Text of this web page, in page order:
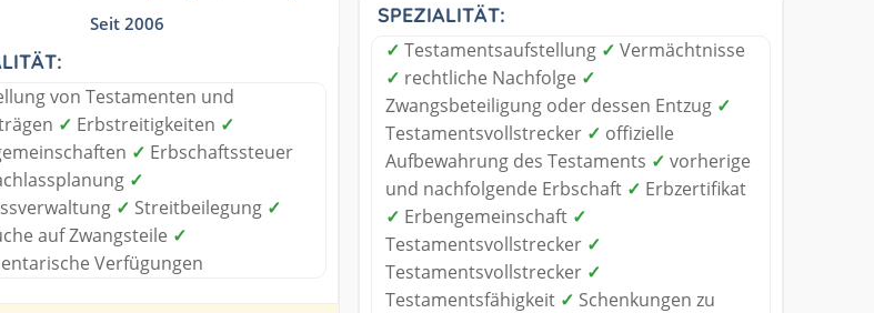
Seit 2006
von Testamenten und
✓ Erbstreitigkeiten ✓
✓ Erbschaftssteuer
✓
✓ Streitbeilegung ✓
auf Zwangsteile ✓
Verfügungen
SPEZIALITÄT:
✓ Testamentsaufstellung ✓ Vermächtnisse
✓ rechtliche Nachfolge ✓
Zwangsbeteiligung oder dessen Entzug ✓
Testamentsvollstrecker ✓ offizielle
Aufbewahrung des Testaments ✓ vorherige
und nachfolgende Erbschaft ✓ Erbzertifikat
✓ Erbengemeinschaft ✓
Testamentsvollstrecker ✓
Testamentsvollstrecker ✓
Testamentsfähigkeit ✓ Schenkungen zu